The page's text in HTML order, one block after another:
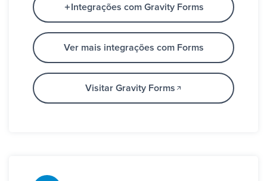
Integrações com Gravity Forms
Ver mais integrações com Forms
Visitar Gravity Forms